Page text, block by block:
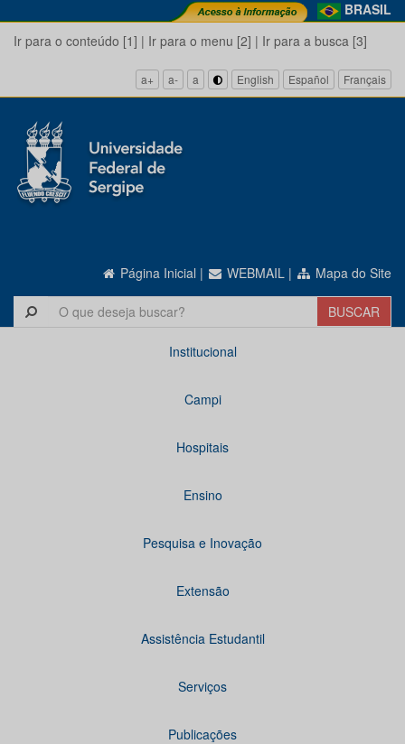
BRASIL
Ir para o conteúdo [1] | Ir para o menu [2] | Ir para a busca [3]
a+ a- a English Español Français
Página Inicial | WEBMAIL | Mapa do Site
Institucional
Campi
Hospitais
Ensino
Pesquisa e Inovação
Extensão
Assistência Estudantil
Serviços
Publicações